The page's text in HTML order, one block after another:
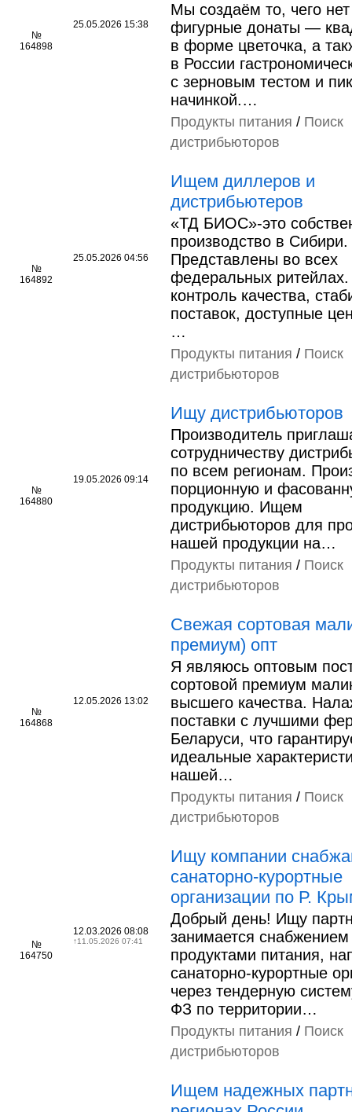
№
164898
25.05.2026 15:38
Мы создаём то, чего нет
фигурные донаты —
в форме цветочка, а
в России
с зерновым тестом и
начинкой.…
Продукты питания / Поиск
дистрибьюторов
№
164892
25.05.2026 04:56
Ищем диллеров и
дистрибьютеров
«ТД БИОС»-это
производство в Сибири.
Представлены во всех
федеральных
контроль качества,
поставок, доступные
…
Продукты питания / Поиск
дистрибьюторов
№
164880
19.05.2026 09:14
Ищу дистрибьюторов
Производитель
сотрудничеству
по всем регионам.
порционную и
продукцию. Ищем
дистрибьюторов для
нашей продукции на…
Продукты питания / Поиск
дистрибьюторов
№
164868
12.05.2026 13:02
Свежая сортовая
премиум) опт
Я являюсь оптовым
сортовой премиум
высшего качества.
поставки с лучшими
Беларуси, что
идеальные
нашей…
Продукты питания / Поиск
дистрибьюторов
№
164750
12.03.2026 08:08
↑11.05.2026 07:41
Ищу компании
санаторно-курортные
организации по Р.
Добрый день! Ищу
занимается снабжением
продуктами питания,
санаторно-курортные
через тендерную
ФЗ по территории…
Продукты питания / Поиск
дистрибьюторов
Ищем надежных